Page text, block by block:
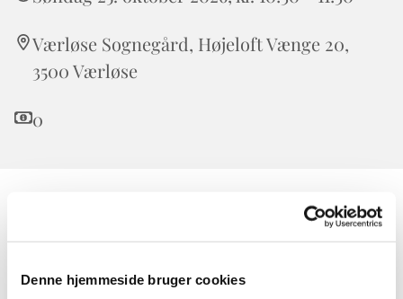
Denne hjemmeside bruger cookies
Værløse Sognegård, Højeloft Vænge 20,
3500 Værløse
0
Børnekirken er for alle børn. Forældre, bedsteforældre,
onkler og tanter er også meget velkomne.
I Børnekirken taler vi om Bibelens historier i børnehøjde